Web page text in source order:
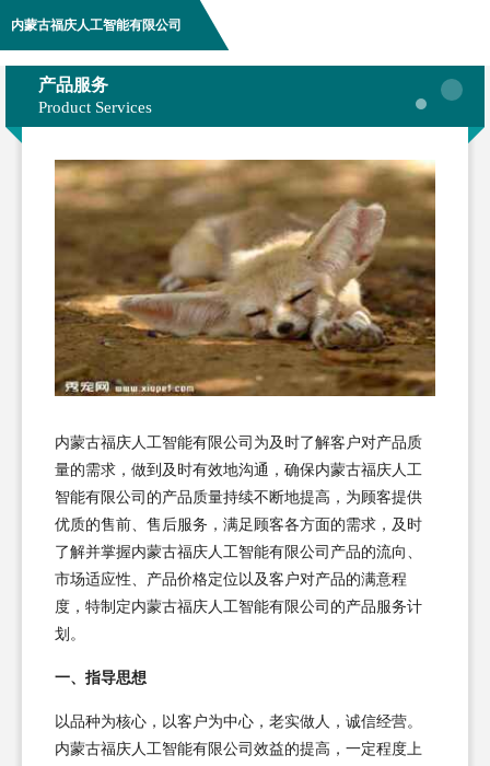
内蒙古福庆人工智能有限公司
产品服务
Product Services
内蒙古福庆人工智能有限公司为及时了解客户对产品质
量的需求，做到及时有效地沟通，确保内蒙古福庆人工
智能有限公司的产品质量持续不断地提高，为顾客提供
优质的售前、售后服务，满足顾客各方面的需求，及时
了解并掌握内蒙古福庆人工智能有限公司产品的流向、
市场适应性、产品价格定位以及客户对产品的满意程
度，特制定内蒙古福庆人工智能有限公司的产品服务计
划。
一、指导思想
以品种为核心，以客户为中心，老实做人，诚信经营。
内蒙古福庆人工智能有限公司效益的提高，一定程度上